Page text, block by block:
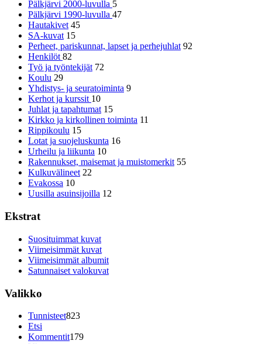
Pälkjärvi 2000-luvulla 5
Pälkjärvi 1990-luvulla 47
Hautakivet 45
SA-kuvat 15
Perheet, pariskunnat, lapset ja perhejuhlat 92
Henkilöt82
Työ ja työntekijät 72
Koulu 29
Yhdistys- ja seuratoiminta 9
Kerhot ja kurssit 10
Juhlat ja tapahtumat 15
Kirkko ja kirkollinen toiminta 11
Rippikoulu 15
Lotat ja suojeluskunta 16
Urheilu ja liikunta 10
Rakennukset, maisemat ja muistomerkit 55
Kulkuvälineet 22
Evakossa 10
Uusilla asuinsijoilla 12
Ekstrat
Suosituimmat kuvat
Viimeisimmät kuvat
Viimeisimmät albumit
Satunnaiset valokuvat
Valikko
Tunnisteet823
Etsi
Kommentit179